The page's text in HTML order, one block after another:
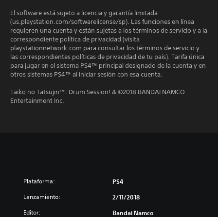
El software está sujeto a licencia y garantía limitada
(us.playstation.com/softwarelicense/sp). Las funciones en línea
requieren una cuenta y están sujetas a los términos de servicio y a la
correspondiente política de privacidad (visita
playstationnetwork.com para consultar los términos de servicio y
las correspondientes políticas de privacidad de tu país). Tarifa única
para jugar en el sistema PS4™ principal designado de la cuenta y en
otros sistemas PS4™ al iniciar sesión con esa cuenta.
Taiko no Tatsujin™: Drum Session! & ©2018 BANDAI NAMCO
Entertainment Inc.
Plataforma: PS4
Lanzamiento: 2/11/2018
Editor:
Bandai Namco